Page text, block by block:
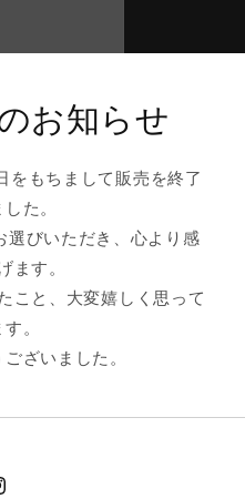
お知らせ
もちまして販売を終了
た。
びいただき、心より感
ます。
こと、大変嬉しく思って
。
ざいました。